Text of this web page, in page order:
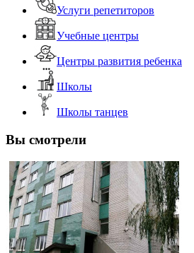
Услуги репетиторов
Учебные центры
Центры развития ребенка
Школы
Школы танцев
Вы смотрели